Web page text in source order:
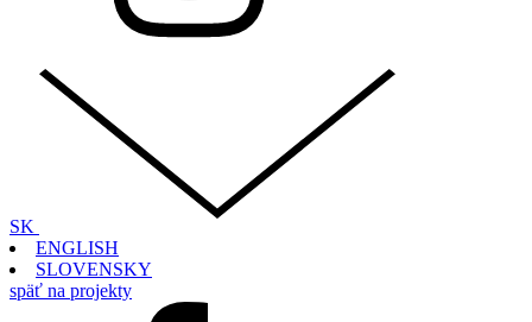
SK
ENGLISH
SLOVENSKY
späť na projekty